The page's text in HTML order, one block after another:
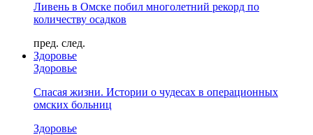
Ливень в Омске побил многолетний рекорд по
количеству осадков
пред. след.
Здоровье
Здоровье
Спасая жизни. Истории о чудесах в операционных
омских больниц
Здоровье